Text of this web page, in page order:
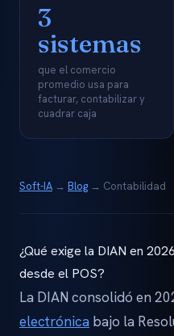
3
sistemas
que el comercio
promedio usa para
facturar, contabilizar y
cuadrar caja
Soft-IA → Blog → Contabilidad
¿Qué exige la DIAN en
desde el POS?
La DIAN consolidó en
electrónica bajo la